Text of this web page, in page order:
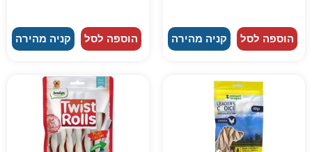
הוספה לסל קניה מהירה הוספה לסל קניה מהירה